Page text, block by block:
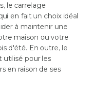
le carrelage
en fait un choix idéal
à maintenir une
maison ou votre
d'été. En outre, le
utilisé pour les
en raison de ses